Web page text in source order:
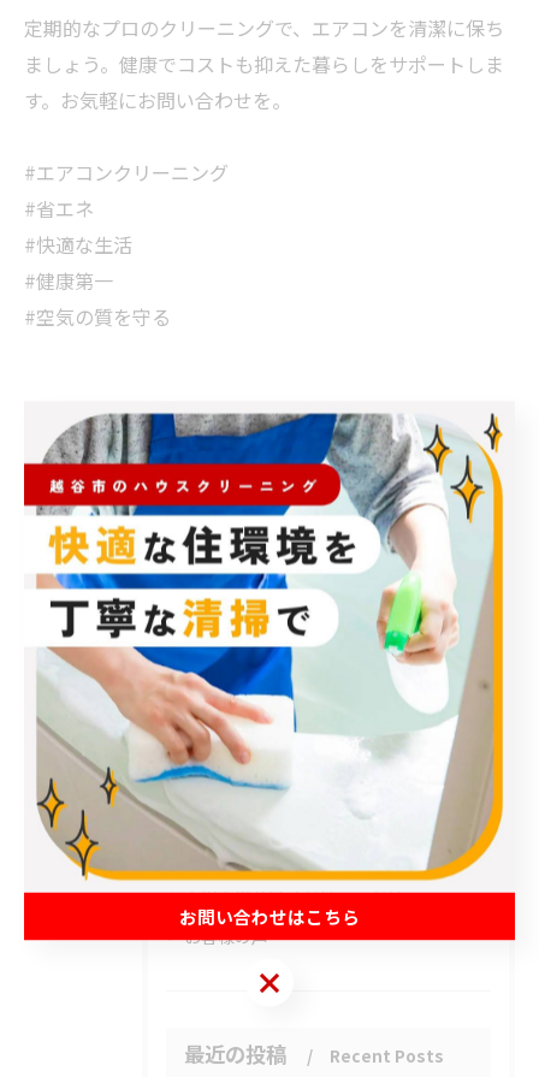
定期的なプロのクリーニングで、エアコンを清潔に保ち
ましょう。健康でコストも抑えた暮らしをサポートしま
す。お気軽にお問い合わせを。
#エアコンクリーニング
#省エネ
#快適な生活
#健康第一
#空気の質を守る
< 前のページ 一覧に戻る 次のページ >
カテゴリー Categories
全てのカテゴリー
エアコン
春日部市のハウスクリーニング
草加市のハウスクリーニング
松伏町のハウスクリーニング
吉川市のハウスクリーニング
お客様の声
最近の投稿 Recent Posts
お問い合わせはこちら
お問い合わせはこちら